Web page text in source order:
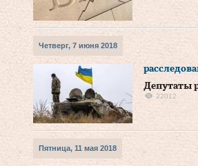
Четверг, 7 июня 2018
Депутаты
22012
Пятница, 11 мая 2018